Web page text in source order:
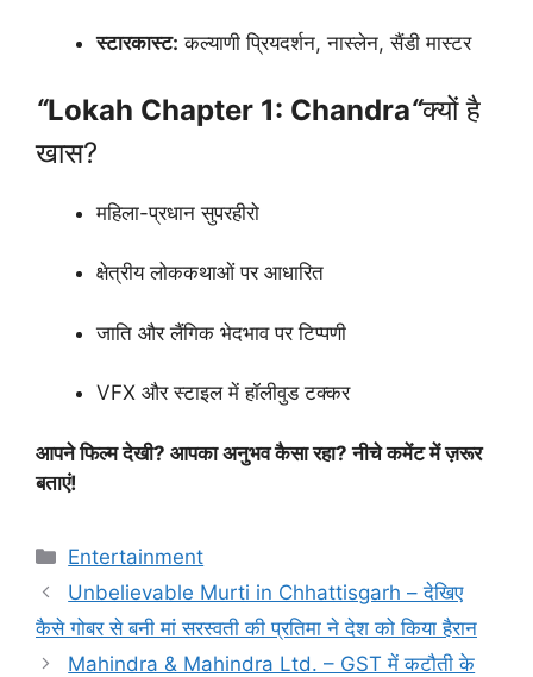
स्टारकास्ट: कल्याणी प्रियदर्शन, नास्लेन, सैंडी मास्टर
“Lokah Chapter 1: Chandra“क्यों है
खास?
महिला-प्रधान सुपरहीरो
क्षेत्रीय लोककथाओं पर आधारित
जाति और लैंगिक भेदभाव पर टिप्पणी
VFX और स्टाइल में हॉलीवुड टक्कर
आपने फिल्म देखी? आपका अनुभव कैसा रहा? नीचे कमेंट में ज़रूर
बताएं!
Categories
Entertainment
Unbelievable Murti in Chhattisgarh – देखिए
कैसे गोबर से बनी मां सरस्वती की प्रतिमा ने देश को किया हैरान
Mahindra & Mahindra Ltd. – GST में कटौती के